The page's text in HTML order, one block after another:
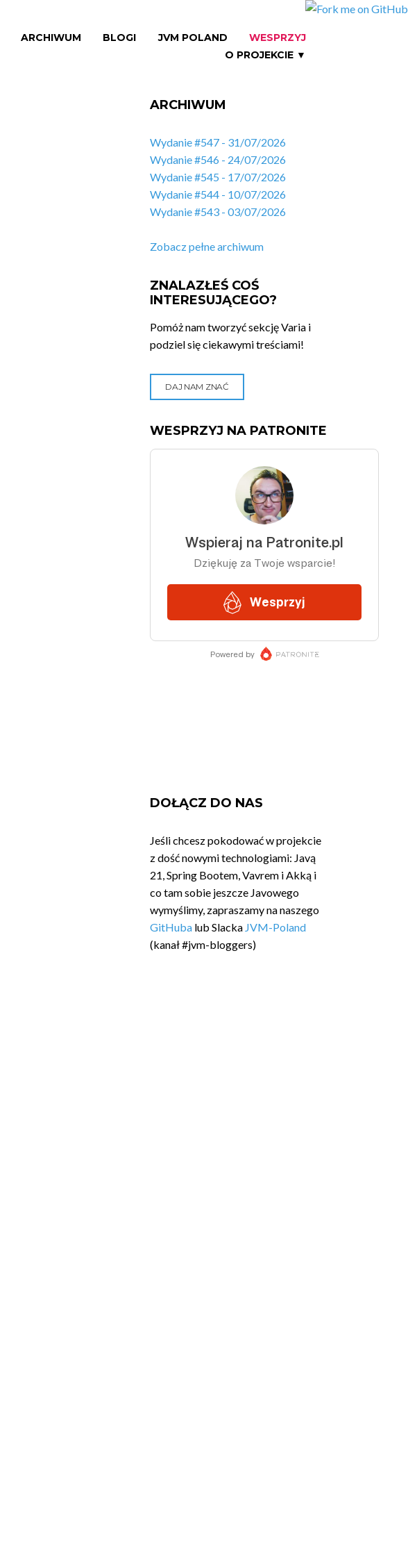
ARCHIWUM BLOGI JVM POLAND
WESPRZYJ
O PROJEKCIE ▼
ARCHIWUM
Wydanie #547 - 31/07/2026
Wydanie #546 - 24/07/2026
Wydanie #545 - 17/07/2026
Wydanie #544 - 10/07/2026
Wydanie #543 - 03/07/2026
Zobacz pełne archiwum
ZNALAZŁEŚ COŚ
INTERESUJĄCEGO?
Pomóż nam tworzyć sekcję Varia i
podziel się ciekawymi treściami!
DAJ NAM ZNAĆ
WESPRZYJ NA PATRONITE
DOŁĄCZ DO NAS
Jeśli chcesz pokodować w projekcie
z dość nowymi technologiami: Javą
21, Spring Bootem, Vavrem i Akką i
co tam sobie jeszcze Javowego
wymyślimy, zapraszamy na naszego
GitHuba lub Slacka JVM-Poland
(kanał #jvm-bloggers)